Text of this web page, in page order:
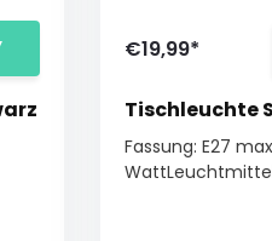
€19,99*
Tischleuchte
Fassung: E27